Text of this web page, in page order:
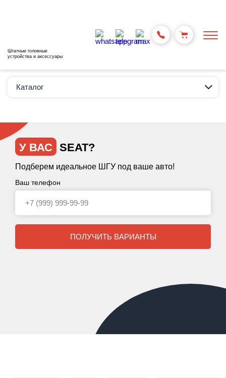
Штатные головные
устройства и аксессуары
Каталог
У ВАС SEAT?
Подберем идеальное ШГУ под ваше авто!
Ваш телефон
ПОЛУЧИТЬ ВАРИАНТЫ